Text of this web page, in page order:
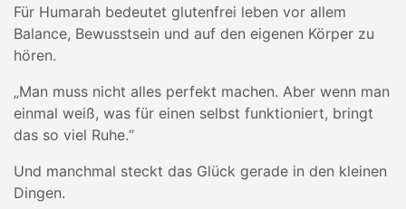
Für Humarah bedeutet glutenfrei leben vor allem
Balance, Bewusstsein und auf den eigenen Körper zu
hören.
„Man muss nicht alles perfekt machen. Aber wenn man
einmal weiß, was für einen selbst funktioniert, bringt
das so viel Ruhe.“
Und manchmal steckt das Glück gerade in den kleinen
Dingen.